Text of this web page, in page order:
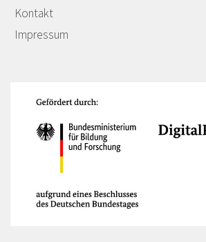
Kontakt
Impressum